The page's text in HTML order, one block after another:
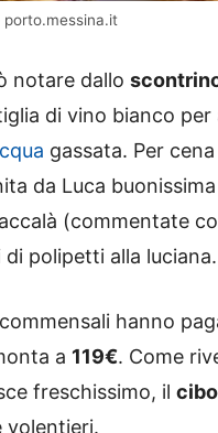
notare dallo
di vino bianco
gassata. Per
da Luca
(commentate
polipetti alla luciana.
hanno
a 119€. Come
freschissimo, il
volentieri.